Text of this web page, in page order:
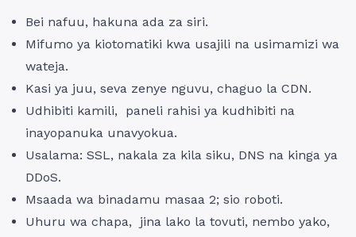
Bei nafuu, hakuna ada za siri.
Mifumo ya kiotomatiki kwa usajili na usimamizi wa
wateja.
Kasi ya juu, seva zenye nguvu, chaguo la CDN.
Udhibiti kamili, paneli rahisi ya kudhibiti na
inayopanuka unavyokua.
Usalama: SSL, nakala za kila siku, DNS na kinga ya
DDoS.
Msaada wa binadamu masaa 2; sio roboti.
Uhuru wa chapa, jina lako la tovuti, nembo yako,